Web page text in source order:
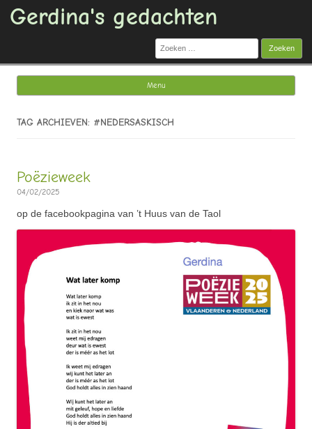
Gerdina's gedachten
Zoeken
naar:
Menu
TAG ARCHIEVEN: #NEDERSASKISCH
Poëzieweek
04/02/2025
op de facebookpagina van ’t Huus van de Taol